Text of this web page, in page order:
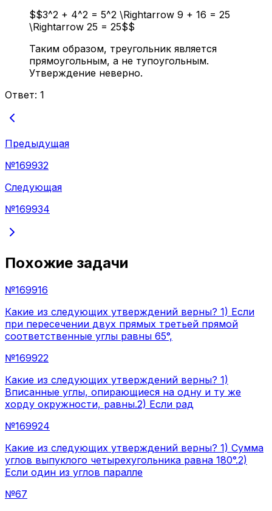
$$3^2 + 4^2 = 5^2 \Rightarrow 9 + 16 = 25
\Rightarrow 25 = 25$$
Таким образом, треугольник является
прямоугольным, а не тупоугольным.
Утверждение неверно.
Ответ: 1
Предыдущая
№169932
Следующая
№169934
Похожие задачи
№169916
Какие из следующих утверждений верны? 1) Если
при пересечении двух прямых третьей прямой
соответственные углы равны 65°,
№169922
Какие из следующих утверждений верны? 1)
Вписанные углы, опирающиеся на одну и ту же
хорду окружности, равны.2) Если рад
№169924
Какие из следующих утверждений верны? 1) Сумма
углов выпуклого четырехугольника равна 180°.2)
Если один из углов паралле
№67